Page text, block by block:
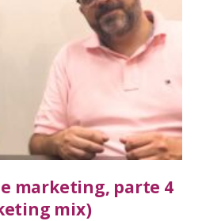
marketing, parte 4
mix)